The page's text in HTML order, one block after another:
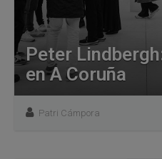
Peter
en A Coruña
Patri Cámpora